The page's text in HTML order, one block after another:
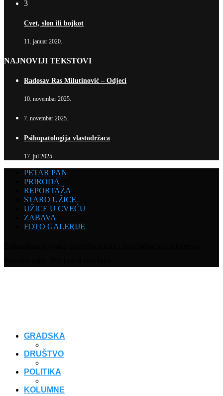
3
Cvet, slon ili bojkot
11. januar 2020.
NAJNOVIJI TEKSTOVI
Radosav Ras Milutinović – Odjeci
10. novembar 2025.
7. novembar 2025.
Psihopatologija vlastodržaca
17. jul 2025.
PETAR PAN
PRIRODA
REPORTAŽA
STARO UŽICE
UŽICE U CVEĆU
ZABAVA
FOTO GALERIJE
GRADSKA
DRUŠTVO
POLITIKA
KOLUMNE